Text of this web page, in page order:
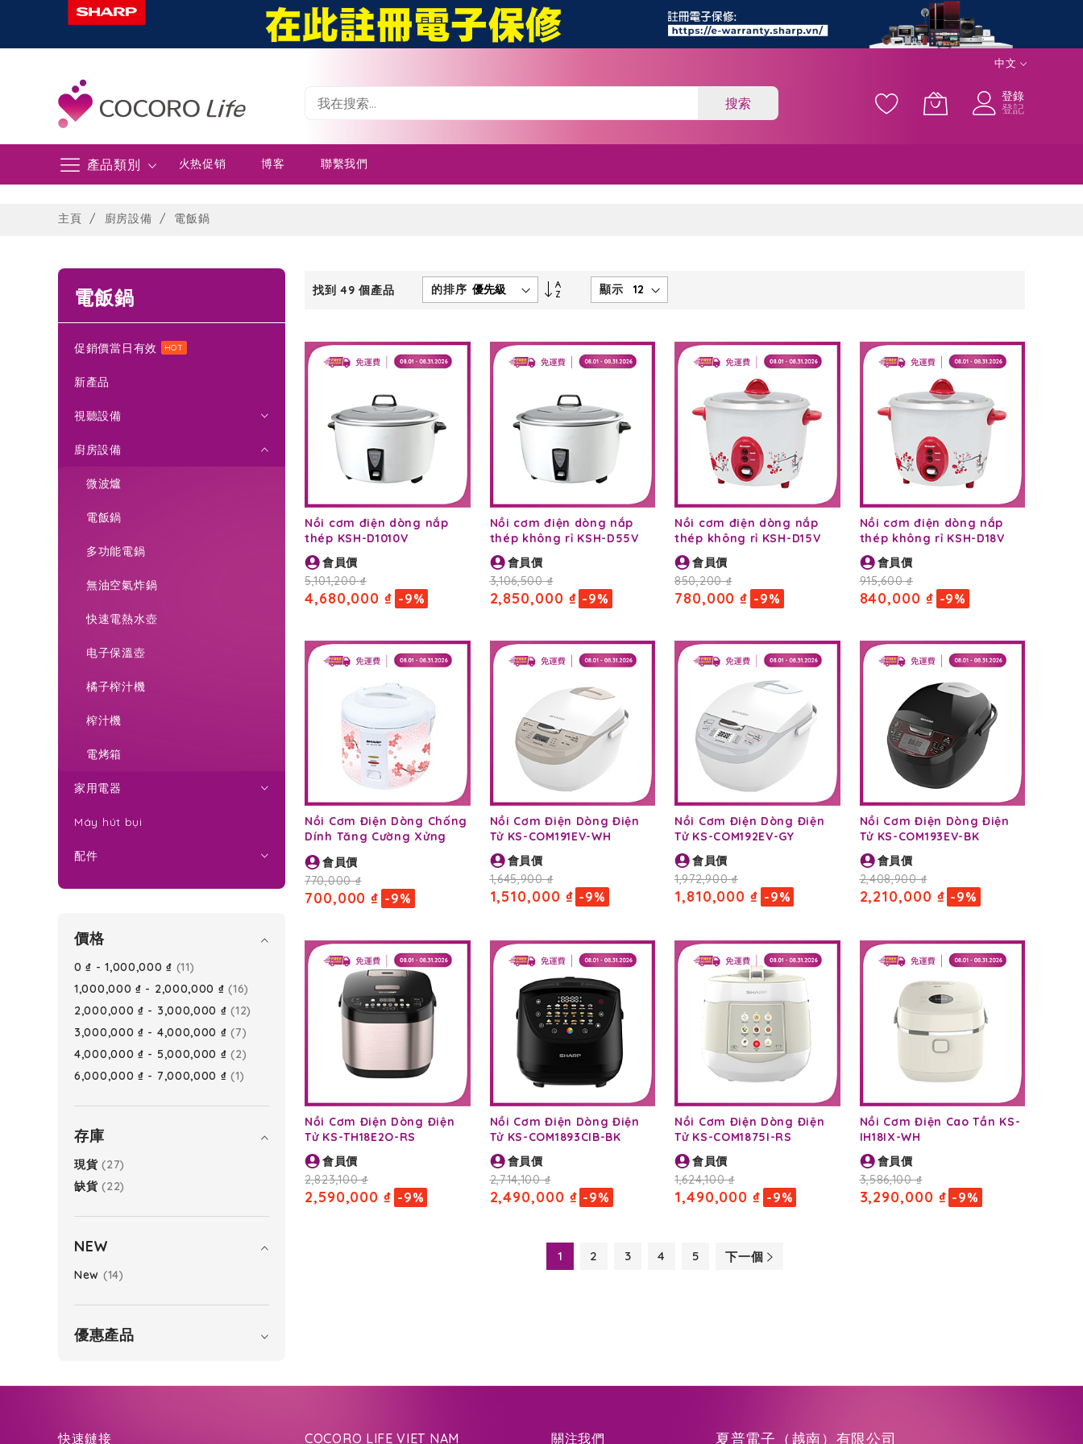
中文
搜索
登錄
登記
產品類別 火热促销 博客
聯繫我們
主頁 廚房設備 電飯鍋
找到49 個產品 的排序
Descending
顯示
Nồi cơm điện dòng nắp
thép KSH-D1010V
會員價
5,101,200 ₫
4,680,000 ₫ -9%
Nồi cơm điện dòng nắp
thép không rỉ KSH-D55V
會員價
3,106,500 ₫
2,850,000 ₫ -9%
Nồi cơm điện dòng nắp
thép không rỉ KSH-D15V
會員價
850,200 ₫
780,000 ₫ -9%
Nồi cơm điện dòng nắp
thép không rỉ KSH-D18V
會員價
915,600 ₫
840,000 ₫ -9%
Nồi Cơm Điện Dòng Chống
Dính Tăng Cường Xửng
Hấp KS-181TJV "PB"
會員價
770,000 ₫
700,000 ₫ -9%
Nồi Cơm Điện Dòng Điện
Tử KS-COM191EV-WH
會員價
1,645,900 ₫
1,510,000 ₫ -9%
Nồi Cơm Điện Dòng Điện
Tử KS-COM192EV-GY
會員價
1,972,900 ₫
1,810,000 ₫ -9%
Nồi Cơm Điện Dòng Điện
Tử KS-COM193EV-BK
會員價
2,408,900 ₫
2,210,000 ₫ -9%
Nồi Cơm Điện Dòng Điện
Tử KS-TH18E2O-RS
會員價
2,823,100 ₫
2,590,000 ₫ -9%
Nồi Cơm Điện Dòng Điện
Tử KS-COM1893CIB-BK
會員價
2,714,100 ₫
2,490,000 ₫ -9%
Nồi Cơm Điện Dòng Điện
Tử KS-COM1875I-RS
會員價
1,624,100 ₫
1,490,000 ₫ -9%
Nồi Cơm Điện Cao Tần KS-
IH18IX-WH
會員價
3,586,100 ₫
3,290,000 ₫ -9%
1 2 3 4 5 下一個
電飯鍋
促銷價當日有效 HOT
新產品
視聽設備
廚房設備
微波爐
電飯鍋
多功能電鍋
無油空氣炸鍋
快速電熱水壺
电子保溫壺
橘子榨汁機
榨汁機
電烤箱
家用電器
Máy hút bụi
配件
價格
0 ₫ -1,000,000 ₫ 11
項
1,000,000 ₫ - 2,000,000 ₫ 16
項
2,000,000 ₫ - 3,000,000 ₫ 12
項
3,000,000 ₫ - 4,000,000 ₫ 7
項
4,000,000 ₫ - 5,000,000 ₫ 2
項
6,000,000 ₫ - 7,000,000 ₫ 1
item
存庫
現貨 27
項
缺貨 22
項
NEW
New 14
項
優惠產品
快速鏈接 COCORO LIFE VIET NAM 關注我們 夏普電子（越南）有限公司